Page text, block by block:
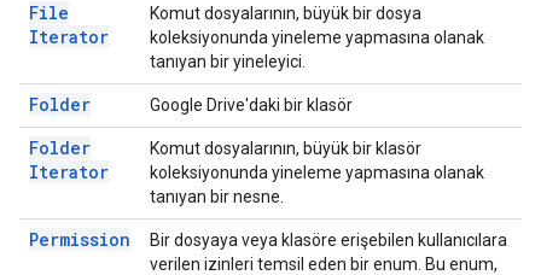
File
Iterator
Komut dosyalarının, büyük bir dosya
koleksiyonunda yineleme yapmasına olanak
tanıyan bir yineleyici.
Folder Google Drive'daki bir klasör
Folder
Iterator
Komut dosyalarının, büyük bir klasör
koleksiyonunda yineleme yapmasına olanak
tanıyan bir nesne.
Permission
Bir dosyaya veya klasöre erişebilen kullanıcılara
verilen izinleri temsil eden bir enum. Bu enum,